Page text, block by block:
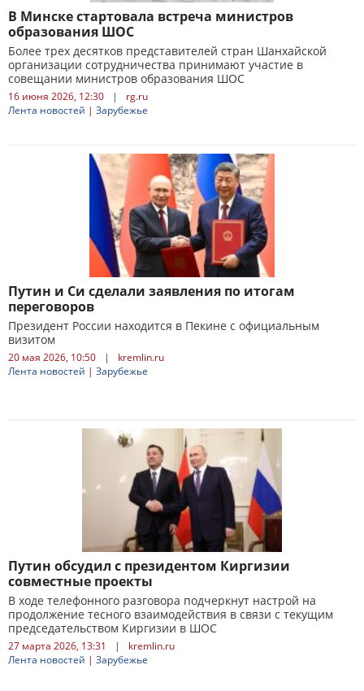
В Минске стартовала встреча министров
образования ШОС
Более трех десятков представителей стран Шанхайской
организации сотрудничества принимают участие в
совещании министров образования ШОС
16 июня 2026, 12:30 |
rg.ru
Лента новостей | Зарубежье
Путин и Си сделали заявления по итогам
переговоров
Президент России находится в Пекине с официальным
визитом
20 мая 2026, 10:50 |
kremlin.ru
Лента новостей | Зарубежье
Путин обсудил с президентом Киргизии
совместные проекты
В ходе телефонного разговора подчеркнут настрой на
продолжение тесного взаимодействия в связи с текущим
председательством Киргизии в ШОС
27 марта 2026, 13:31 |
kremlin.ru
Лента новостей | Зарубежье